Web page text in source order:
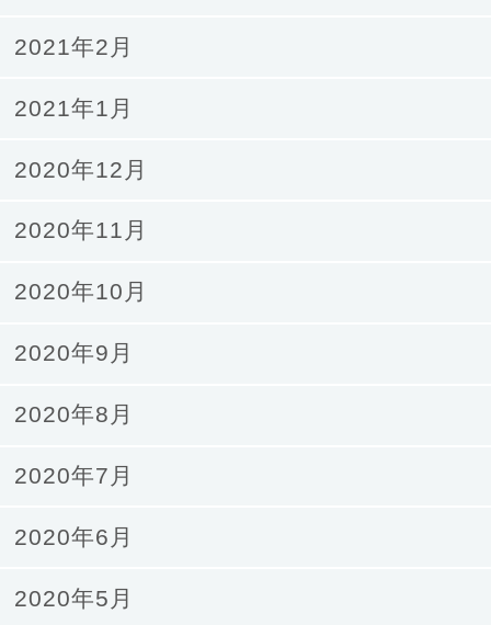
2021年2月
2021年1月
2020年12月
2020年11月
2020年10月
2020年9月
2020年8月
2020年7月
2020年6月
2020年5月